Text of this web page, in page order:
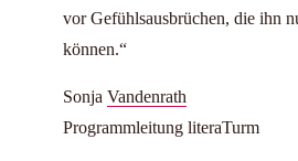
vor Gefühlsausbrüchen, die ihn
können.“
Sonja Vandenrath
Programmleitung literaTurm